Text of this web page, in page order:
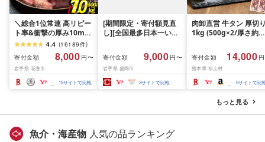
＼総合1位常連 高リピー
ト率&衝撃の厚み10mm
厚切り牛タン 塩味/ ≪ス
ピード発送!!10営業日以
内発送≫ 選べる内容量
500g / 1kg 定期便 毎月
届く 牛肉 肉 BBQ ふるさ
と 人気 ランキング 岩手
4.4 (16189件)
寄付金額
8,000 円〜
岩手県 花巻市
15サイトで比較
[期間限定・寄付額見直
し][全国最多日本一いわ
1.5kg(150g×10個) いわ
て牛 × 岩中豚 ハンバー
グ 合挽き 合い挽き 黒毛
和牛 人気 冷凍 個包装 小
分け 冷凍 牛肉 豚肉 和牛
お弁当 hannba-gu ラン
手県 盛岡市 東北 岩手 盛
寄付金額 9,000 円〜
岩手県 盛岡市
3サイトで比較
肉卸直営 牛タン 厚切
1kg (500g×2/厚さ約
牛肉 焼肉 冷凍 スライ
業務用 バーベキュー
BBQ おつまみ ギフト
祝い お中元 夏ギフト
寄付金額 14,000
熊本県 水上村
5サイトで比
もっと見る
魚介・海産物 人気の品ランキング